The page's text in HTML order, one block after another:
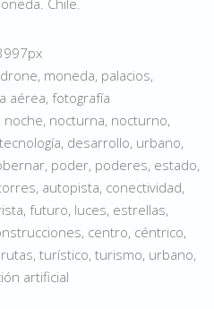
moneda, palacios,
aérea, fotografía
noche, nocturna, nocturno,
desarrollo, urbano,
poder, poderes, estado,
autopista, conectividad,
futuro, luces, estrellas,
centro, céntrico,
turístico, turismo, urbano,
artificial